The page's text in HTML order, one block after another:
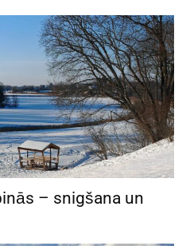
– snigšana un